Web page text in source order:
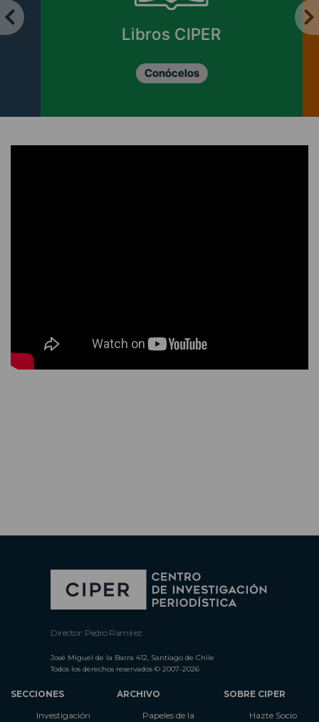
Libros CIPER
Conócelos
Director: Pedro Ramírez
José Miguel de la Barra 412, Santiago de Chile
Todos los derechos reservados © 2007-2026
SECCIONES
Investigación
ARCHIVO
Papeles de la
SOBRE CIPER
Hazte Socio